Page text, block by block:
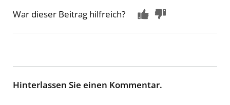
War dieser Beitrag hilfreich?
Hinterlassen Sie einen Kommentar.